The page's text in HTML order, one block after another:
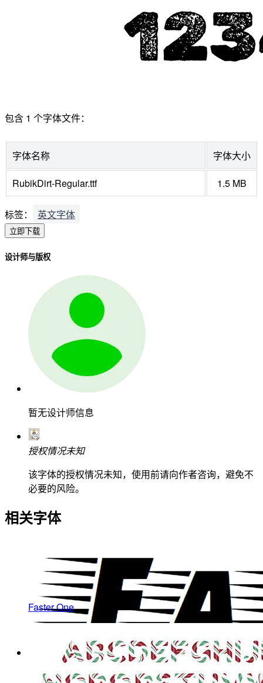
包含 1 个字体文件：
字体名称 字体大小
RubikDirt-Regular.ttf 1.5 MB
标签： 英文字体
立即下载
设计师与版权
暂无设计师信息
授权情况未知
该字体的授权情况未知，使用前请向作者咨询，避免不
必要的风险。
相关字体
Faster One